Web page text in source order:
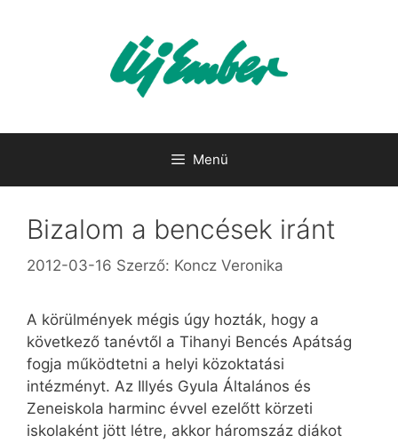
Menü
Bizalom a bencések iránt
2012-03-16 Szerző: Koncz Veronika
A körülmények mégis úgy hozták, hogy a
következő tanévtől a Tihanyi Bencés Apátság
fogja működtetni a helyi közoktatási
intézményt. Az Illyés Gyula Általános és
Zeneiskola harminc évvel ezelőtt körzeti
iskolaként jött létre, akkor háromszáz diákot